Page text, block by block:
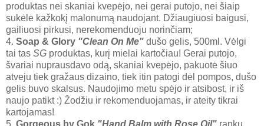
produktas nei skaniai kvepėjo, nei gerai putojo, nei šiaip
sukėlė kažkokį malonumą naudojant. Džiaugiuosi baigusi,
gailiuosi pirkusi, nerekomenduoju norinčiam;
4. Soap & Glory "Clean On Me" dušo gelis, 500ml. Vėlgi
tai tas SG produktas, kurį mielai kartočiau! Gerai putojo,
švariai nuprausdavo odą, skaniai kvepėjo, pakuotė šiuo
atveju tiek gražaus dizaino, tiek itin patogi dėl pompos, dušo
gelis buvo skalsus. Naudojimo metu spėjo ir atsibost, ir iš
naujo patikt :) Žodžiu ir rekomenduojamas, ir ateity tikrai
kartojamas!
5. Gorgeous by Gok "Hand Balm with Rose Oil" rankų